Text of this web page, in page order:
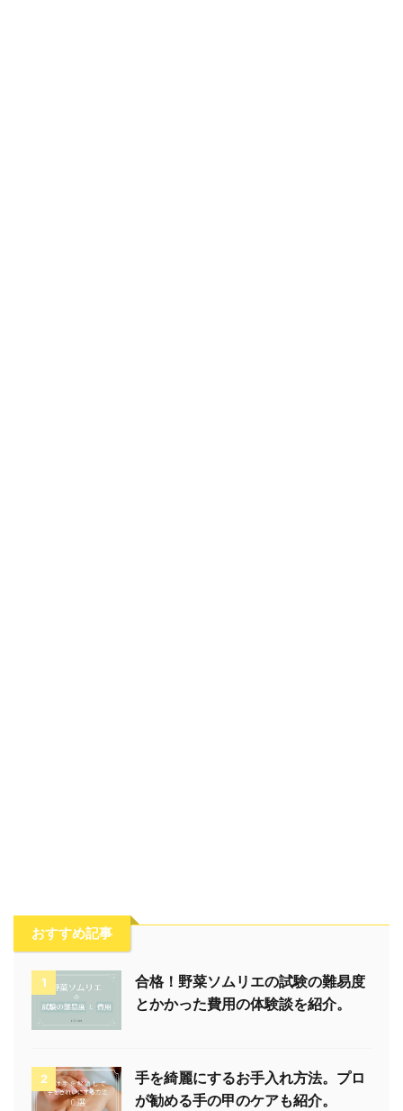
おすすめ記事
1
合格！野菜ソムリエの試験の難易度
とかかった費用の体験談を紹介。
2
手を綺麗にするお手入れ方法。プロ
が勧める手の甲のケアも紹介。